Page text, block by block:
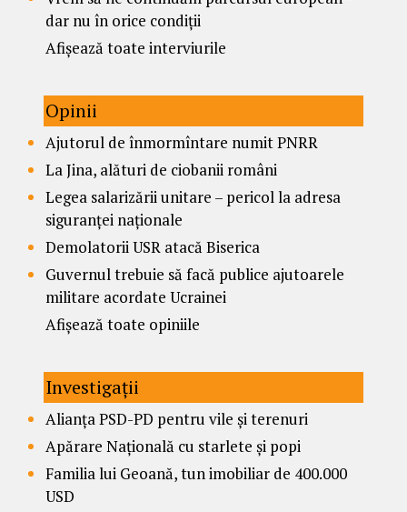
dar nu în orice condiții
Afișează toate interviurile
Opinii
Ajutorul de înmormîntare numit PNRR
La Jina, alături de ciobanii români
Legea salarizării unitare – pericol la adresa
siguranței naționale
Demolatorii USR atacă Biserica
Guvernul trebuie să facă publice ajutoarele
militare acordate Ucrainei
Afișează toate opiniile
Investigații
Alianța PSD-PD pentru vile și terenuri
Apărare Națională cu starlete și popi
Familia lui Geoană, tun imobiliar de 400.000
USD